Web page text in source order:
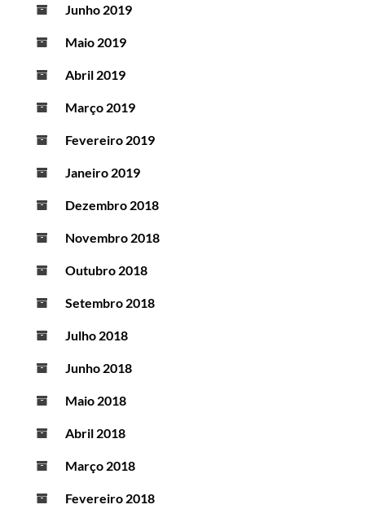
Junho 2019
Maio 2019
Abril 2019
Março 2019
Fevereiro 2019
Janeiro 2019
Dezembro 2018
Novembro 2018
Outubro 2018
Setembro 2018
Julho 2018
Junho 2018
Maio 2018
Abril 2018
Março 2018
Fevereiro 2018